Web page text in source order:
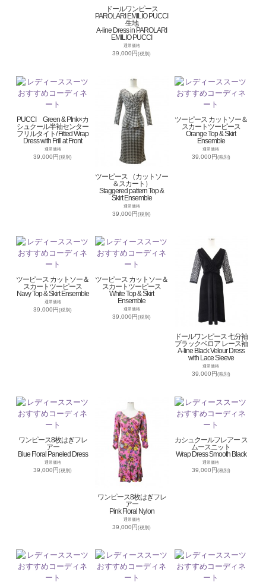
ドールワンピース
PAROLARI EMILIO PUCCI
生地
A-line Dress in PAROLARI
EMILIO PUCCI
通常価格
39,000円(税別)
PUCCI Green & PInk×カ
シュクール半袖センター
フリルタイト/ Fitted Wrap
Dress with Frill at Front
通常価格
39,000円(税別)
ツーピース （カットソー
＆スカート）
Staggered pattern Top &
Skirt Ensemble
通常価格
39,000円(税別)
ツーピース カットソー＆
スカートツーピース
Orange Top & Skirt
Ensemble
通常価格
39,000円(税別)
ツーピース カットソー＆
スカートツーピース
Navy Top & Skirt Ensemble
通常価格
39,000円(税別)
ツーピース カットソー＆
スカートツーピース
White Top & Skirt
Ensemble
通常価格
39,000円(税別)
ドールワンピース 七分袖
ブラックベロア レース袖
A-line Black Velour Dress
with Lace Sleeve
通常価格
39,000円(税別)
ワンピース8枚はぎフレ
アー
Blue Floral Paneled Dress
通常価格
39,000円(税別)
ワンピース8枚はぎフレ
アー
Pink Floral Nylon
通常価格
39,000円(税別)
カシュクールフレアー ス
ムースニット
Wrap Dress Smooth Black
通常価格
39,000円(税別)